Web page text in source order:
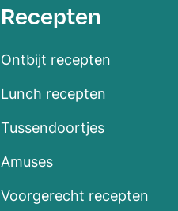
Recepten
Ontbijt recepten
Lunch recepten
Tussendoortjes
Amuses
Voorgerecht recepten